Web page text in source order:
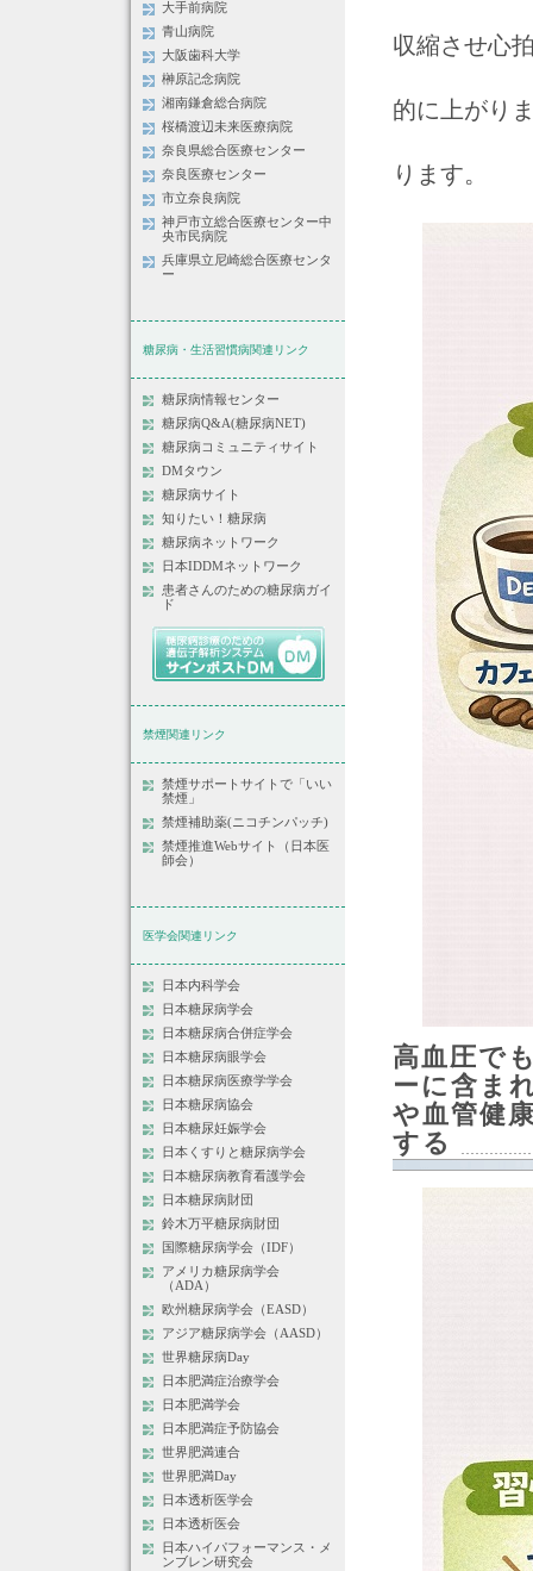
大手前病院
青山病院
大阪歯科大学
榊原記念病院
湘南鎌倉総合病院
桜橋渡辺未来医療病院
奈良県総合医療センター
奈良医療センター
市立奈良病院
神戸市立総合医療センター中
央市民病院
兵庫県立尼崎総合医療センタ
ー
糖尿病・生活習慣病関連リンク
糖尿病情報センター
糖尿病Q&A(糖尿病NET)
糖尿病コミュニティサイト
DMタウン
糖尿病サイト
知りたい！糖尿病
糖尿病ネットワーク
日本IDDMネットワーク
患者さんのための糖尿病ガイ
ド
禁煙関連リンク
禁煙サポートサイトで「いい
禁煙」
禁煙補助薬(ニコチンパッチ)
禁煙推進Webサイト（日本医
師会）
医学会関連リンク
日本内科学会
日本糖尿病学会
日本糖尿病合併症学会
日本糖尿病眼学会
日本糖尿病医療学学会
日本糖尿病協会
日本糖尿妊娠学会
日本くすりと糖尿病学会
日本糖尿病教育看護学会
日本糖尿病財団
鈴木万平糖尿病財団
国際糖尿病学会（IDF）
アメリカ糖尿病学会
（ADA）
欧州糖尿病学会（EASD）
アジア糖尿病学会（AASD）
世界糖尿病Day
日本肥満症治療学会
日本肥満学会
日本肥満症予防協会
世界肥満連合
世界肥満Day
日本透析医学会
日本透析医会
日本ハイパフォーマンス・メ
ンブレン研究会
収縮させ心
的に上がり
ります。
高血圧で
ーに含ま
や血管健
する